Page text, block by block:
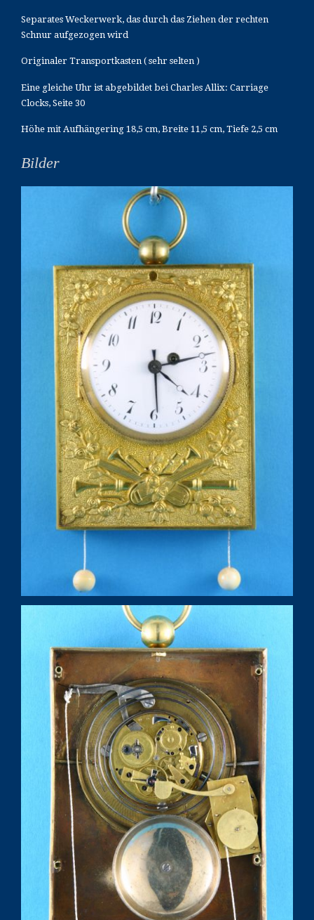
Separates Weckerwerk, das durch das Ziehen der rechten
Schnur aufgezogen wird
Originaler Transportkasten ( sehr selten )
Eine gleiche Uhr ist abgebildet bei Charles Allix: Carriage
Clocks, Seite 30
Höhe mit Aufhängering 18,5 cm, Breite 11,5 cm, Tiefe 2,5 cm
Bilder